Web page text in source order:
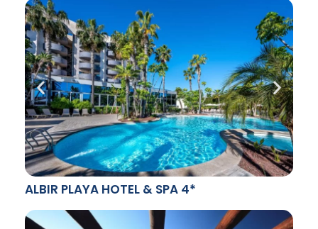
ALBIR PLAYA HOTEL & SPA 4*